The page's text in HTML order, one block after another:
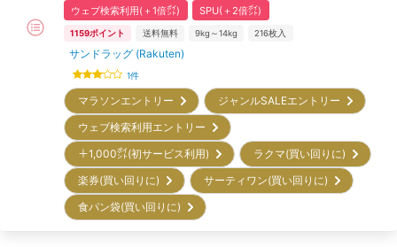
ウェブ検索利用(＋1倍㌽) SPU(＋2倍㌽)
1159ポイント 送料無料 9kg～14kg 216枚入
サンドラッグ (Rakuten)
1件
マラソンエントリー
ジャンルSALEエントリー
ウェブ検索利用エントリー
＋1,000㌽(初サービス利用)
ラクマ(買い回りに)
楽券(買い回りに)
サーティワン(買い回りに)
食パン袋(買い回りに)